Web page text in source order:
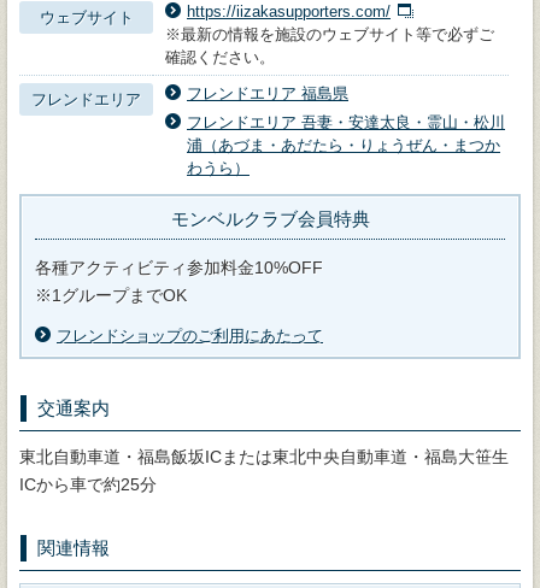
ウェブサイト
https://iizakasupporters.com/
※最新の情報を施設のウェブサイト等で必ずご
確認ください。
フレンドエリア
フレンドエリア 福島県
フレンドエリア 吾妻・安達太良・霊山・松川
浦（あづま・あだたら・りょうぜん・まつか
わうら）
モンベルクラブ会員特典
各種アクティビティ参加料金10%OFF
※1グループまでOK
フレンドショップのご利用にあたって
交通案内
東北自動車道・福島飯坂ICまたは東北中央自動車道・福島大笹生
ICから車で約25分
関連情報